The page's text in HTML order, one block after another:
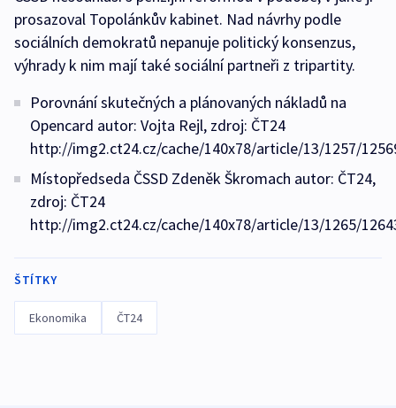
prosazoval Topolánkův kabinet. Nad návrhy podle
sociálních demokratů nepanuje politický konsenzus,
výhrady k nim mají také sociální partneři z tripartity.
Porovnání skutečných a plánovaných nákladů na
Opencard autor: Vojta Rejl, zdroj: ČT24
http://img2.ct24.cz/cache/140x78/article/13/1257/
Místopředseda ČSSD Zdeněk Škromach autor: ČT24,
zdroj: ČT24
http://img2.ct24.cz/cache/140x78/article/13/1265/
ŠTÍTKY
Ekonomika ČT24